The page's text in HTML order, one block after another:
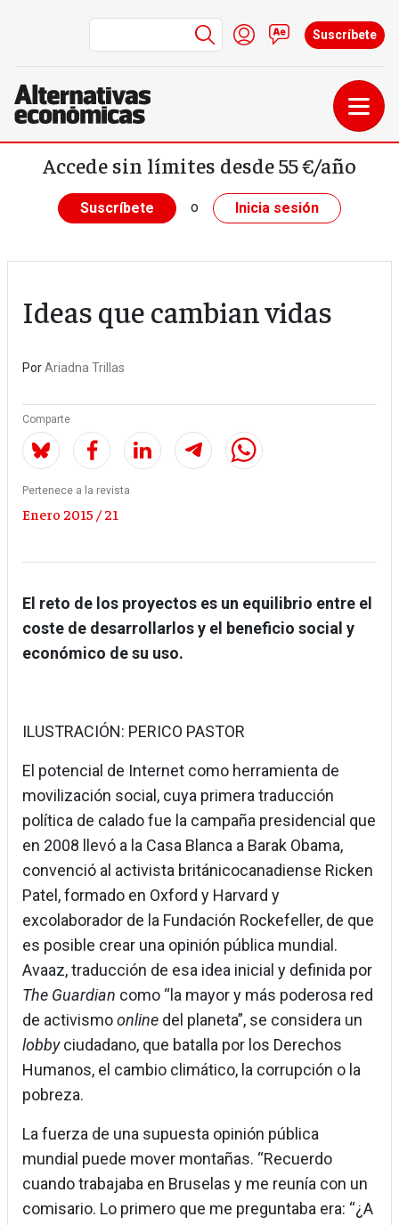
Pasar al contenido principal
Menú de cuenta de
Iniciar sesión
Contacto
Suscríbete
Accede sin límites desde 55 €/año
Suscríbete o Inicia sesión
Ideas que cambian vidas
PorAriadna Trillas
Comparte
Pertenece a la revista
Enero 2015 / 21
El reto de los proyectos es un equilibrio entre el
coste de desarrollarlos y el beneficio social y
económico de su uso.
ILUSTRACIÓN: PERICO PASTOR
El potencial de Internet como herramienta de
movilización social, cuya primera traducción
política de calado fue la campaña presidencial que
en 2008 llevó a la Casa Blanca a Barak Obama,
convenció al activista británicocanadiense Ricken
Patel, formado en Oxford y Harvard y
excolaborador de la Fundación Rockefeller, de que
es posible crear una opinión pública mundial.
Avaaz, traducción de esa idea inicial y definida por
The Guardian como “la mayor y más poderosa red
de activismoonline del planeta”, se considera un
lobbyciudadano, que batalla por los Derechos
Humanos, el cambio climático, la corrupción o la
pobreza.
La fuerza de una supuesta opinión pública
mundial puede mover montañas. “Recuerdo
cuando trabajaba en Bruselas y me reunía con un
comisario. Lo primero que me preguntaba era: “¿A